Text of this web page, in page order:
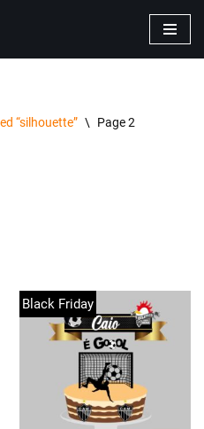
“silhouette” \ Page 2
Black Friday